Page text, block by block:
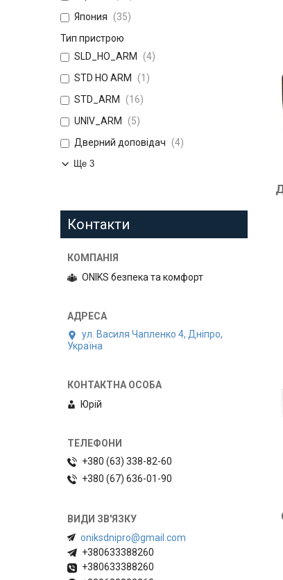
Япония
35
Тип пристрою
SLD_HO_ARM
4
STD HO ARM
1
STD_ARM
16
UNIV_ARM
5
Дверний доповідач
4
Ще 3
Контакти
ONIKS безпека та комфорт
ул. Василя Чапленко 4, Дніпро,
Україна
Юрій
+380 (63) 338-82-60
+380 (67) 636-01-90
oniksdnipro@gmail.com
+380633388260
+380633388260